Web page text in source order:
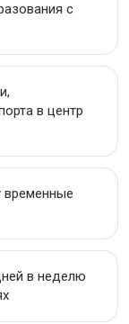
с
в центр
временные
в неделю